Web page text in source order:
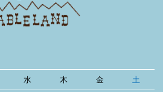
水 木 金 土